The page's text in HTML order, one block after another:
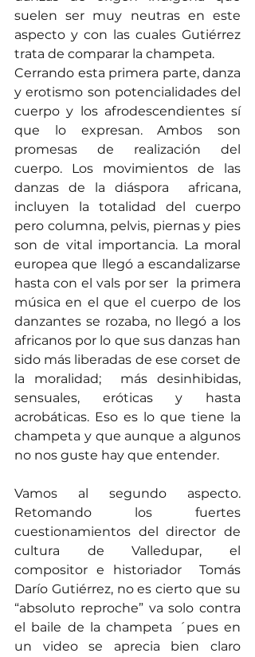
suelen ser muy neutras en este
aspecto y con las cuales Gutiérrez
trata de comparar la champeta.
Cerrando esta primera parte, danza
y erotismo son potencialidades del
cuerpo y los afrodescendientes sí
que lo expresan. Ambos son
promesas de realización del
cuerpo. Los movimientos de las
danzas de la diáspora  africana,
incluyen la totalidad del cuerpo
pero columna, pelvis, piernas y pies
son de vital importancia. La moral
europea que llegó a escandalizarse
hasta con el vals por ser  la primera
música en el que el cuerpo de los
danzantes se rozaba, no llegó a los
africanos por lo que sus danzas han
sido más liberadas de ese corset de
la moralidad;  más desinhibidas,
sensuales, eróticas y hasta
acrobáticas. Eso es lo que tiene la
champeta y que aunque a algunos
no nos guste hay que entender.
Vamos al segundo aspecto.
Retomando los fuertes
cuestionamientos del director de
cultura de Valledupar, el
compositor e historiador  Tomás
Darío Gutiérrez, no es cierto que su
“absoluto reproche” va solo contra
el baile de la champeta ´pues en
un video se aprecia bien claro